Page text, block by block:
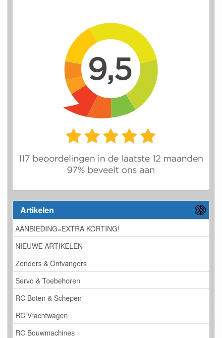
Artikelen
AANBIEDING=EXTRA KORTING!
NIEUWE ARTIKELEN
Zenders & Ontvangers
Servo & Toebehoren
RC Boten & Schepen
RC Vrachtwagen
RC Bouwmachines